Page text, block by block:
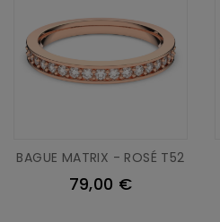
BAGUE MATRIX - ROSÉ T52
79,00 €